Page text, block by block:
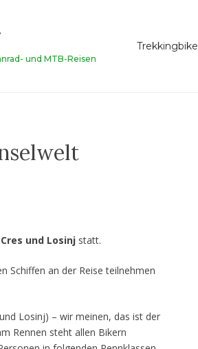
und MTB-Reisen
Trekkingbike
und Losinj statt.
Schiffen an der Reise teilnehmen
Losinj) – wir meinen, das ist der
Rennen steht allen Bikern